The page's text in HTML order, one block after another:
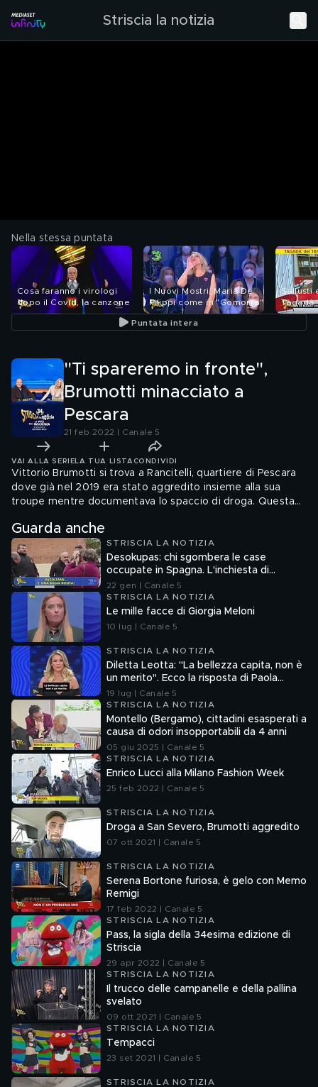
Striscia la notizia
Nella stessa puntata
Cosa faranno i virologi
dopo il Covid, la canzone
I Nuovi Mostri, Maria De
Filippi come in "Gomorra"
Sallusti
Tagadà
Puntata intera
"Ti spareremo in fronte",
Brumotti minacciato a
Pescara
21 feb 2022 | Canale 5
VAI ALLA SERIE LA TUA LISTA CONDIVIDI
Vittorio Brumotti si trova a Rancitelli, quartiere di Pescara
dove già nel 2019 era stato aggredito insieme alla sua
troupe mentre documentava lo spaccio di droga. Questa
donna che vende cocaina ai tanti clienti in coda davanti alla
porta di casa
Guarda anche
STRISCIA LA NOTIZIA
Desokupas: chi sgombera le case
occupate in Spagna. L'inchiesta di
Francesco Mazza
22 gen | Canale 5
STRISCIA LA NOTIZIA
Le mille facce di Giorgia Meloni
10 lug | Canale 5
STRISCIA LA NOTIZIA
Diletta Leotta: "La bellezza capita, non è
un merito". Ecco la risposta di Paola
Ferrari
19 lug | Canale 5
STRISCIA LA NOTIZIA
Montello (Bergamo), cittadini esasperati a
causa di odori insopportabili da 4 anni
05 giu 2025 | Canale 5
STRISCIA LA NOTIZIA
Enrico Lucci alla Milano Fashion Week
25 feb 2022 | Canale 5
STRISCIA LA NOTIZIA
Droga a San Severo, Brumotti aggredito
07 ott 2021 | Canale 5
STRISCIA LA NOTIZIA
Serena Bortone furiosa, è gelo con Memo
Remigi
17 feb 2022 | Canale 5
STRISCIA LA NOTIZIA
Pass, la sigla della 34esima edizione di
Striscia
29 apr 2022 | Canale 5
STRISCIA LA NOTIZIA
Il trucco delle campanelle e della pallina
svelato
09 ott 2021 | Canale 5
STRISCIA LA NOTIZIA
Tempacci
23 set 2021 | Canale 5
STRISCIA LA NOTIZIA